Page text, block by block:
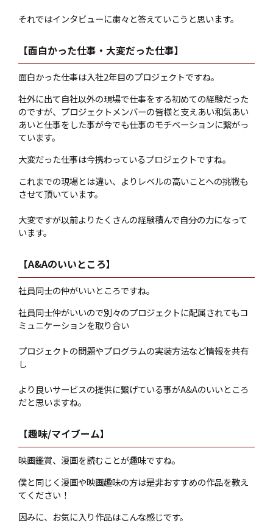
それではインタビューに粛々と答えていこうと思います。
【面白かった仕事・大変だった仕事】
面白かった仕事は入社2年目のプロジェクトですね。
社外に出て自社以外の現場で仕事をする初めての経験だった
のですが、プロジェクトメンバーの皆様と支えあい和気あい
あいと仕事をした事が今でも仕事のモチベーションに繋がっ
ています。
大変だった仕事は今携わっているプロジェクトですね。
これまでの現場とは違い、よりレベルの高いことへの挑戦も
させて頂いています。
大変ですが以前よりたくさんの経験積んで自分の力になって
います。
【A&Aのいいところ】
社員同士の仲がいいところですね。
社員同士仲がいいので別々のプロジェクトに配属されてもコ
ミュニケーションを取り合い
プロジェクトの問題やプログラムの実装方法など情報を共有
し
より良いサービスの提供に繋げている事がA&Aのいいところ
だと思いますね。
【趣味/マイブーム】
映画鑑賞、漫画を読むことが趣味ですね。
僕と同じく漫画や映画趣味の方は是非おすすめの作品を教え
てください！
因みに、お気に入り作品はこんな感じです。